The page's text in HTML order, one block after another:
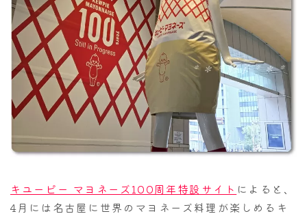
キユーピー マヨネーズ100周年特設サイト によると、
4月には名古屋に世界のマヨネーズ料理が楽しめるキ